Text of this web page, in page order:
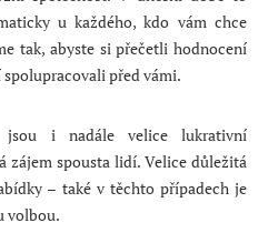
u každého, kdo vám chce
tak, abyste si přečetli hodnocení
před vámi.
jsou i nadále velice lukrativní
zájem spousta lidí. Velice důležitá
– také v těchto případech je
volbou.